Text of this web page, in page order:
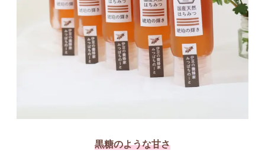
黒糖のような甘さ